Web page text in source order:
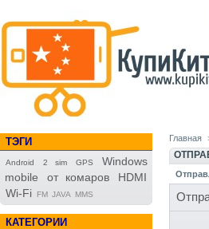
ТЭГИ
Android 2 sim GPS
Windows
mobile
от комаров
HDMI
Wi-Fi
FM JAVA MMS
КАТЕГОРИИ
Главная